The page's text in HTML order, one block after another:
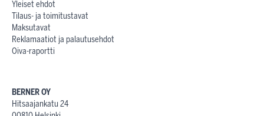
Yleiset ehdot
Tilaus- ja toimitustavat
Maksutavat
Reklamaatiot ja palautusehdot
Oiva-raportti
BERNER OY
Hitsaajankatu 24